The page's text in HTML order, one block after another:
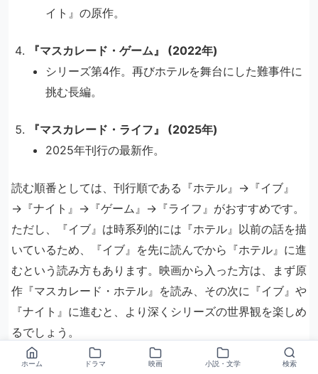
イト』の原作。
『マスカレード・ゲーム』 (2022年)
シリーズ第4作。再びホテルを舞台にした難事件に
挑む長編。
『マスカレード・ライフ』 (2025年)
2025年刊行の最新作。
読む順番としては、刊行順である『ホテル』→『イブ』
→『ナイト』→『ゲーム』→『ライフ』がおすすめです。
ただし、『イブ』は時系列的には『ホテル』以前の話を描
いているため、『イブ』を先に読んでから『ホテル』に進
むという読み方もあります。映画から入った方は、まず原
作『マスカレード・ホテル』を読み、その次に『イブ』や
『ナイト』に進むと、より深くシリーズの世界観を楽しめ
るでしょう。
主題歌は？音楽担当とサウンドトラック情報
ホーム ドラマ 映画 小説・文学 検索